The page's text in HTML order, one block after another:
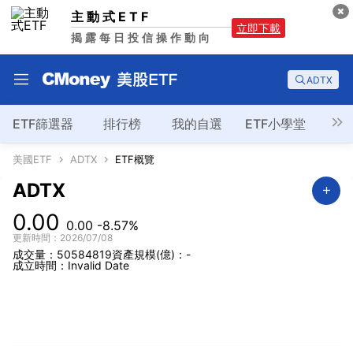
主動式ETF
揭露每日投信操作動向
立即下載
ADTX
ETF篩選器 排行榜 我的自選 ETF小學堂
美國ETF ADTX ETF概覽
ADTX
0.00 0.00 -8.57%
更新時間：2026/07/08
成交量：50584819資產規模(億)：-
成立時間：Invalid Date